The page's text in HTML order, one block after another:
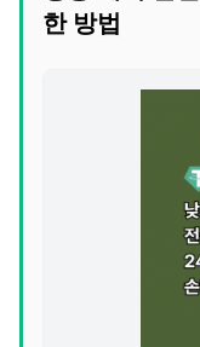
한 방법